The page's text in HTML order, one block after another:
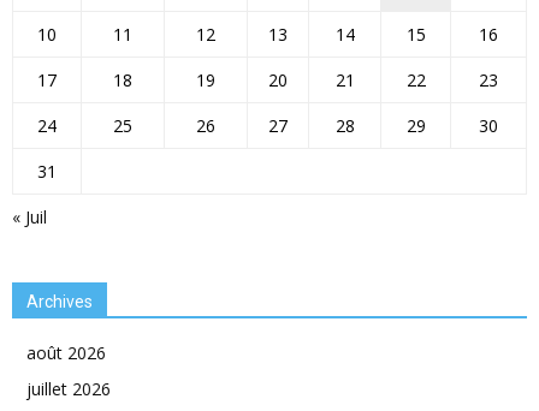
« Juil
10
11 12 13 14 15
16
17
18 19 20 21 22
23
24
25 26 27 28 29
30
31
Archives
août 2026
juillet 2026